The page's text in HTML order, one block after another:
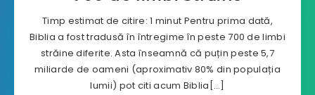
Timp estimat de citire: 1 minut Pentru prima dată,
Biblia a fost tradusă în întregime în peste 700 de limbi
străine diferite. Asta înseamnă că puțin peste 5,7
miliarde de oameni (aproximativ 80% din populația
lumii) pot citi acum Biblia[…]